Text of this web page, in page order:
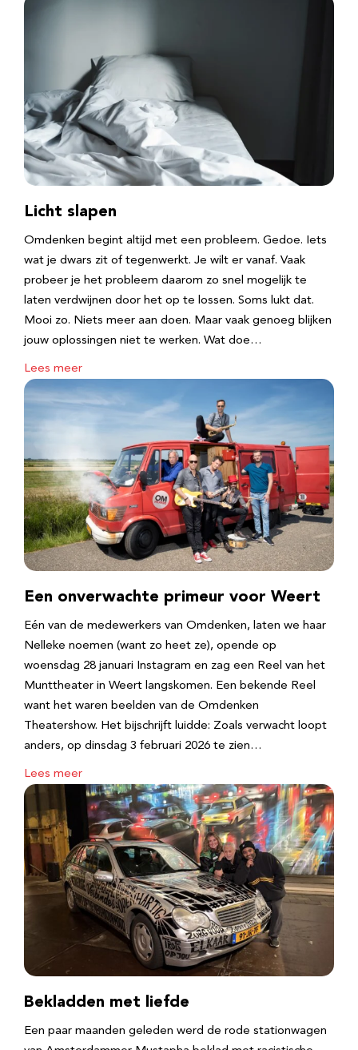
Licht slapen
Omdenken begint altijd met een probleem. Gedoe. Iets
wat je dwars zit of tegenwerkt. Je wilt er vanaf. Vaak
probeer je het probleem daarom zo snel mogelijk te
laten verdwijnen door het op te lossen. Soms lukt dat.
Mooi zo. Niets meer aan doen. Maar vaak genoeg blijken
jouw oplossingen niet te werken. Wat doe…
Lees meer
Een onverwachte primeur voor Weert
Eén van de medewerkers van Omdenken, laten we haar
Nelleke noemen (want zo heet ze), opende op
woensdag 28 januari Instagram en zag een Reel van het
Munttheater in Weert langskomen. Een bekende Reel
want het waren beelden van de Omdenken
Theatershow. Het bijschrijft luidde: Zoals verwacht loopt
anders, op dinsdag 3 februari 2026 te zien…
Lees meer
Bekladden met liefde
Een paar maanden geleden werd de rode stationwagen